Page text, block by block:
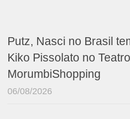
Putz, Nasci no Brasil
Kiko Pissolato no
MorumbiShopping
06/08/2026